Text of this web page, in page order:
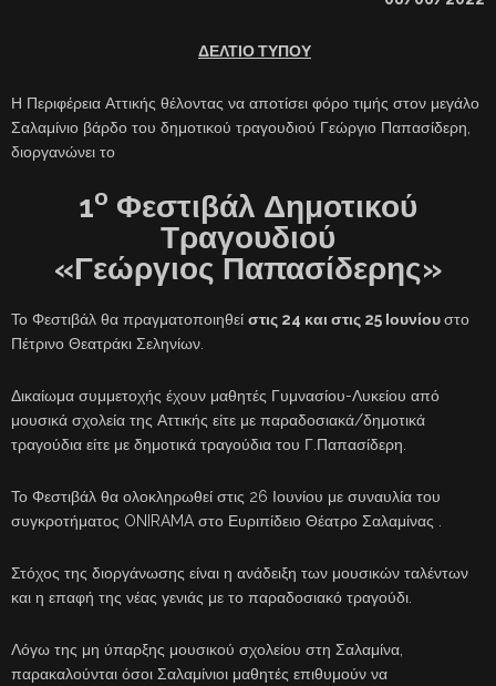
ΔΕΛΤΙΟ ΤΥΠΟΥ
Η Περιφέρεια Αττικής θέλοντας να αποτίσει φόρο τιμής στον μεγάλο
Σαλαμίνιο βάρδο του δημοτικού τραγουδιού Γεώργιο Παπασίδερη,
διοργανώνει το
1ο Φεστιβάλ Δημοτικού
Τραγουδιού
«Γεώργιος Παπασίδερης»
Το Φεστιβάλ θα πραγματοποιηθεί στις 24 και στις 25 Ιουνίουστο
Πέτρινο Θεατράκι Σεληνίων.
Δικαίωμα συμμετοχής έχουν μαθητές Γυμνασίου-Λυκείου από
μουσικά σχολεία της Αττικής είτε με παραδοσιακά/δημοτικά
τραγούδια είτε με δημοτικά τραγούδια του Γ.Παπασίδερη.
Το Φεστιβάλ θα ολοκληρωθεί στις 26 Ιουνίου με συναυλία του
συγκροτήματος ONIRAMA στο Ευριπίδειο Θέατρο Σαλαμίνας .
Στόχος της διοργάνωσης είναι η ανάδειξη των μουσικών ταλέντων
και η επαφή της νέας γενιάς με το παραδοσιακό τραγούδι.
Λόγω της μη ύπαρξης μουσικού σχολείου στη Σαλαμίνα,
παρακαλούνται όσοι Σαλαμίνιοι μαθητές επιθυμούν να